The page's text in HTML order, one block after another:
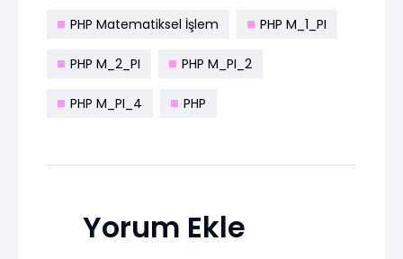
PHP Matematiksel İşlem PHP M_1_PI
PHP M_2_PI PHP M_PI_2
PHP M_PI_4 PHP
Yorum Ekle